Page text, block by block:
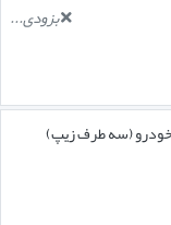
بزودی...
خودرو (سه طرف زیپ)